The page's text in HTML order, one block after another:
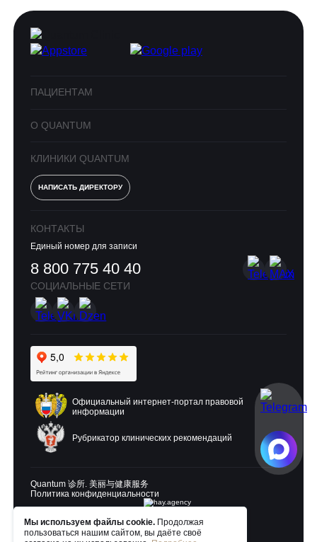
ПАЦИЕНТАМ
О QUANTUM
КЛИНИКИ QUANTUM
НАПИСАТЬ ДИРЕКТОРУ
КОНТАКТЫ
Единый номер для записи
8 800 775 40 40
СОЦИАЛЬНЫЕ СЕТИ
Официальный интернет-портал правовой
информации
Рубрикатор клинических рекомендаций
Политика конфиденциальности
Разработка и продвижение:
Quantum 诊所. 美丽与健康服务
Мы используем файлы cookie. Продолжая
пользоваться нашим сайтом, вы даёте своё